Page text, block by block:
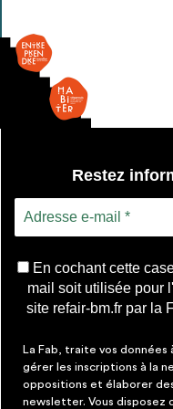
Restez
En cochant cette
mail soit utilisée pour
site refair-bm.fr par la
La Fab, traite vos
gérer les inscriptions à la
oppositions et élaborer
newsletter. Vous disposez